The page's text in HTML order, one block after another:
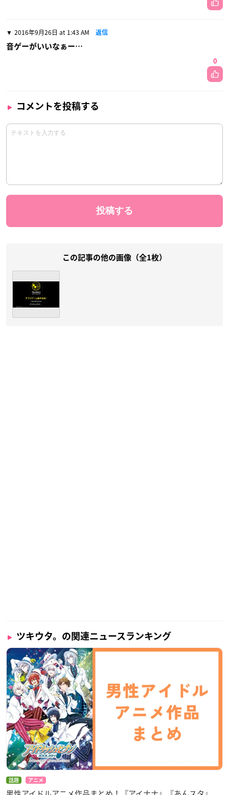
2016年9月26日 at 1:43 AM 返信
音ゲーがいいなぁー…
0
コメントを投稿する
この記事の他の画像（全1枚）
ツキウタ。の関連ニュースランキング
話題 アニメ